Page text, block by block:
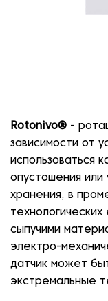
Rotonivo® -
зависимости от
использоваться
опустошения или
хранения, в
сыпучими
электро-
датчик может
экстремальные